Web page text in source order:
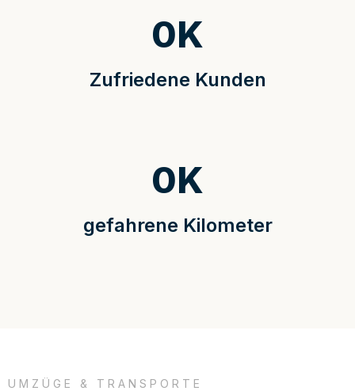
Zufriedene Kunden
0K
gefahrene Kilometer
0K
UMZÜGE & TRANSPORTE